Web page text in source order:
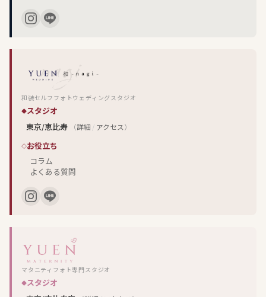
和装セルフフォトウェディングスタジオ
スタジオ
東京/恵比寿
（詳細 / アクセス）
お役立ち
コラム
よくある質問
マタニティフォト専門スタジオ
スタジオ